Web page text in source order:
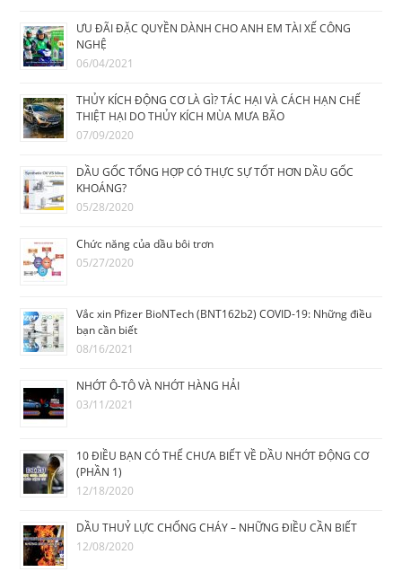
ƯU ĐÃI ĐẶC QUYỀN DÀNH CHO ANH EM TÀI XẾ CÔNG
NGHỆ
06/04/2021
THỦY KÍCH ĐỘNG CƠ LÀ GÌ? TÁC HẠI VÀ CÁCH HẠN CHẾ
THIỆT HẠI DO THỦY KÍCH MÙA MƯA BÃO
07/09/2020
DẦU GỐC TỔNG HỢP CÓ THỰC SỰ TỐT HƠN DẦU GỐC
KHOÁNG?
05/28/2020
Chức năng của dầu bôi trơn
05/27/2020
Vắc xin Pfizer BioNTech (BNT162b2) COVID-19: Những điều
bạn cần biết
08/16/2021
NHỚT Ô-TÔ VÀ NHỚT HÀNG HẢI
03/11/2021
10 ĐIỀU BẠN CÓ THỂ CHƯA BIẾT VỀ DẦU NHỚT ĐỘNG CƠ
(PHẦN 1)
12/18/2020
DẦU THUỶ LỰC CHỐNG CHÁY – NHỮNG ĐIỀU CẦN BIẾT
12/08/2020